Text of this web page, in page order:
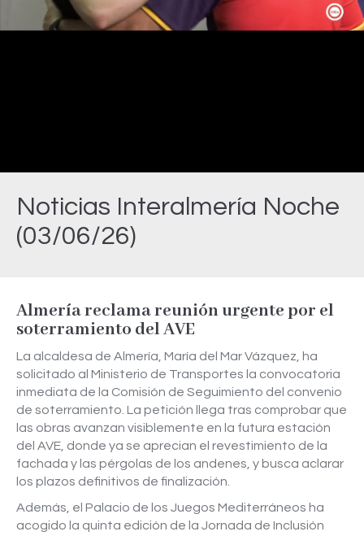
Noticias Interalmería Noche
(03/06/26)
Video
Almería reclama reunión urgente por el
soterramiento del AVE
La alcaldesa de Almería, María del Mar Vázquez, ha
solicitado al Ministerio de Transportes la convocatoria
inmediata de la Comisión de Seguimiento del convenio
de soterramiento. La petición llega tras comprobar que
las obras avanzan visiblemente en la futura estación
del AVE, donde ya se aprecian el revestimiento de la
fachada y las pérgolas de los andenes, y busca aclarar
los plazos definitivos de finalización.
Además, el Palacio de los Juegos Mediterráneos ha
acogido la quinta edición de la Jornada de Inclusión